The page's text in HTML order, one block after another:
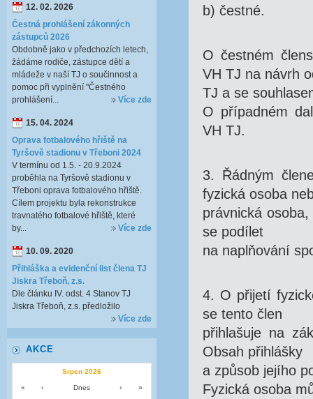
b) čestné.
O čestném
VH TJ na návrh
TJ a se
O případném
VH TJ.
3. Řádným
fyzická osoba
právnická
se podílet
na naplňování
4. O přijetí
se tento člen
přihlašuje na
Obsah přihlášky
a způsob jejího
Fyzická osoba
12. 02. 2026
Čestná prohlášení zákonných
zástupců 2026
Obdobně jako v předchozích letech,
žádáme rodiče, zástupce dětí a
mládeže v naší TJ o součinnost a
pomoc při vyplnění "Čestného
prohlášení...
Více zde
15. 04. 2024
Oprava fotbalového hřiště na
Tyršově stadionu v Třeboni 2024
V termínu od 1.5. - 20.9.2024
proběhla na Tyršově stadionu v
Třeboni oprava fotbalového hřiště.
Cílem projektu byla rekonstrukce
travnatého fotbalové hřiště, které
by...
Více zde
10. 09. 2020
Přihláška a evidenční list člena TJ
Jiskra Třeboň, z.s.
Dle článku IV. odst. 4 Stanov TJ
Jiskra Třeboň, z.s. předložilo
Více zde
AKCE
Srpen 2026
« ‹ Dnes › »